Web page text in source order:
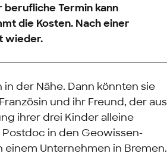
berufliche Termin kann
die Kosten. Nach einer
wieder.
der Nähe. Dann könnten sie
und ihr Freund, der aus
ihrer drei Kinder alleine
in den Geowissen-
Unternehmen in Bremen.